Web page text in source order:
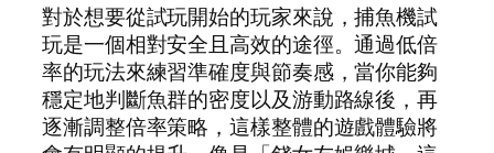
對於想要從試玩開始的玩家來說，捕魚機試
玩是一個相對安全且高效的途徑。通過低倍
率的玩法來練習準確度與節奏感，當你能夠
穩定地判斷魚群的密度以及游動路線後，再
逐漸調整倍率策略，這樣整體的遊戲體驗將